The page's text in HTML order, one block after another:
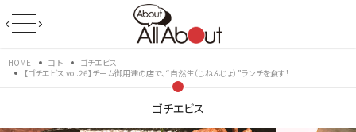
HOME コト
ゴチエビス
【ゴチエビス vol.26】チーム御用達の店で、“自然生（じねんじょ）”ランチを食す！
ゴチエビス